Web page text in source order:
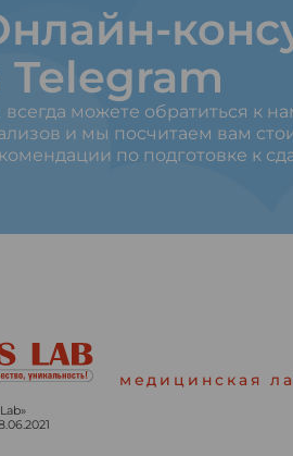
Telegram
всегда можете обратиться к
и мы посчитаем вам
по подготовке к
медицинская